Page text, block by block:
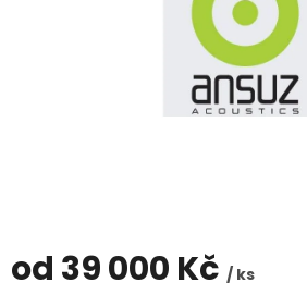
od 39 000 Kč / ks